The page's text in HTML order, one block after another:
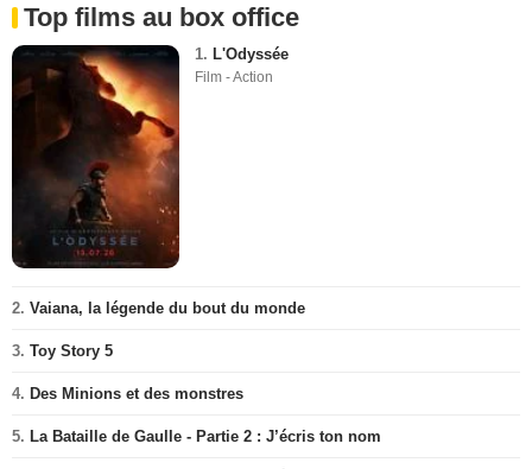
Top films au box office
1. L'Odyssée
Film - Action
2. Vaiana, la légende du bout du monde
3. Toy Story 5
4. Des Minions et des monstres
5. La Bataille de Gaulle - Partie 2 : J’écris ton nom